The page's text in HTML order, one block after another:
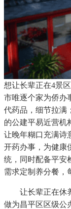
想让长辈正在4景
市唯逐个家为侨办
代药品，细节拉满
的公建平易近营机
让晚年糊口充满诗
开药办事，为健康
统，同时配备平安
需求定制养分餐，
让长辈正在休养
做为昌平区区级公